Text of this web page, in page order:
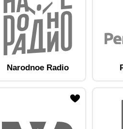
Narodnoe Radio
lemmikute hulka